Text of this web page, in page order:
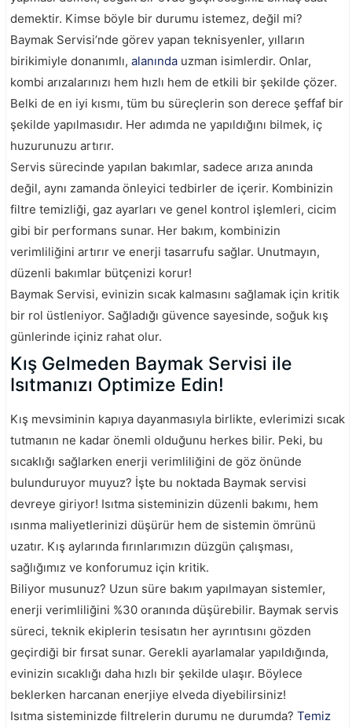
demektir. Kimse böyle bir durumu istemez, değil mi?
Baymak Servisi’nde görev yapan teknisyenler, yılların
birikimiyle donanımlı, alanında uzman isimlerdir. Onlar,
kombi arızalarınızı hem hızlı hem de etkili bir şekilde çözer.
Belki de en iyi kısmı, tüm bu süreçlerin son derece şeffaf bir
şekilde yapılmasıdır. Her adımda ne yapıldığını bilmek, iç
huzurunuzu artırır.
Servis sürecinde yapılan bakımlar, sadece arıza anında
değil, aynı zamanda önleyici tedbirler de içerir. Kombinizin
filtre temizliği, gaz ayarları ve genel kontrol işlemleri, cicim
gibi bir performans sunar. Her bakım, kombinizin
verimliliğini artırır ve enerji tasarrufu sağlar. Unutmayın,
düzenli bakımlar bütçenizi korur!
Baymak Servisi, evinizin sıcak kalmasını sağlamak için kritik
bir rol üstleniyor. Sağladığı güvence sayesinde, soğuk kış
günlerinde içiniz rahat olur.
Kış Gelmeden Baymak Servisi ile
Isıtmanızı Optimize Edin!
Kış mevsiminin kapıya dayanmasıyla birlikte, evlerimizi sıcak
tutmanın ne kadar önemli olduğunu herkes bilir. Peki, bu
sıcaklığı sağlarken enerji verimliliğini de göz önünde
bulunduruyor muyuz? İşte bu noktada Baymak servisi
devreye giriyor! Isıtma sisteminizin düzenli bakımı, hem
ısınma maliyetlerinizi düşürür hem de sistemin ömrünü
uzatır. Kış aylarında fırınlarımızın düzgün çalışması,
sağlığımız ve konforumuz için kritik.
Biliyor musunuz? Uzun süre bakım yapılmayan sistemler,
enerji verimliliğini %30 oranında düşürebilir. Baymak servis
süreci, teknik ekiplerin tesisatın her ayrıntısını gözden
geçirdiği bir fırsat sunar. Gerekli ayarlamalar yapıldığında,
evinizin sıcaklığı daha hızlı bir şekilde ulaşır. Böylece
beklerken harcanan enerjiye elveda diyebilirsiniz!
Isıtma sisteminizde filtrelerin durumu ne durumda? Temiz